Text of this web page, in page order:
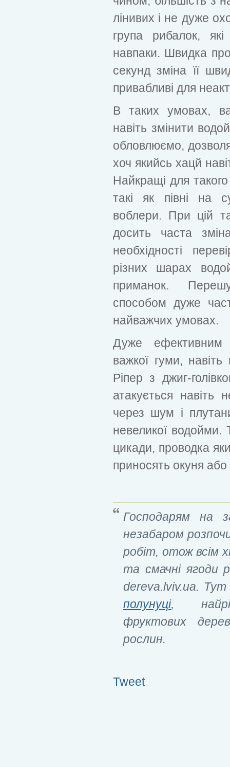
лінивих і не дуже
група рибалок,
навпаки. Швидка
секунд зміна її
привабливі для
В таких умовах,
навіть змінити
обловлюємо,
хоч якийсь хацй
Найкращі для
такі як півні на
воблери. При цій
досить часта
необхідності
різних шарах
приманок.
способом дуже
найважчих умовах.
Дуже ефективним
важкої гуми,
Ріпер з джиг-
атакується навіть
через шум і
невеликої водойми.
цикади, проводка
приносять окуня або
Господарям на
незабаром
робіт, отож всім
та смачні ягоди
dereva.lviv.ua.
полунуці,
фруктових
рослин.
Tweet